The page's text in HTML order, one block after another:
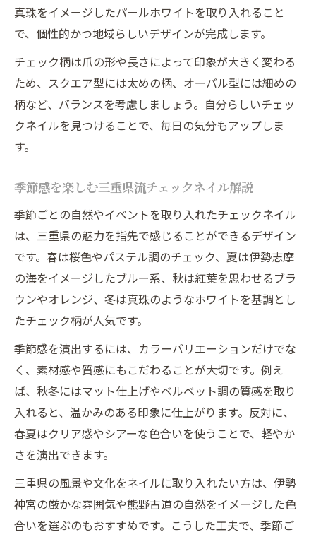
真珠をイメージしたパールホワイトを取り入れること
で、個性的かつ地域らしいデザインが完成します。
チェック柄は爪の形や長さによって印象が大きく変わる
ため、スクエア型には太めの柄、オーバル型には細めの
柄など、バランスを考慮しましょう。自分らしいチェッ
クネイルを見つけることで、毎日の気分もアップしま
す。
季節感を楽しむ三重県流チェックネイル解説
季節ごとの自然やイベントを取り入れたチェックネイル
は、三重県の魅力を指先で感じることができるデザイン
です。春は桜色やパステル調のチェック、夏は伊勢志摩
の海をイメージしたブルー系、秋は紅葉を思わせるブラ
ウンやオレンジ、冬は真珠のようなホワイトを基調とし
たチェック柄が人気です。
季節感を演出するには、カラーバリエーションだけでな
く、素材感や質感にもこだわることが大切です。例え
ば、秋冬にはマット仕上げやベルベット調の質感を取り
入れると、温かみのある印象に仕上がります。反対に、
春夏はクリア感やシアーな色合いを使うことで、軽やか
さを演出できます。
三重県の風景や文化をネイルに取り入れたい方は、伊勢
神宮の厳かな雰囲気や熊野古道の自然をイメージした色
合いを選ぶのもおすすめです。こうした工夫で、季節ご